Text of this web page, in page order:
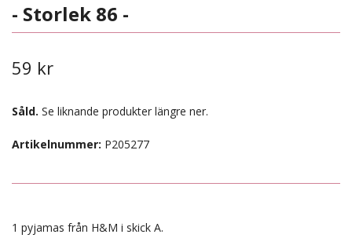
- Storlek 86 -
59 kr
Såld. Se liknande produkter längre ner.
Artikelnummer: P205277
1 pyjamas från H&M i skick A.